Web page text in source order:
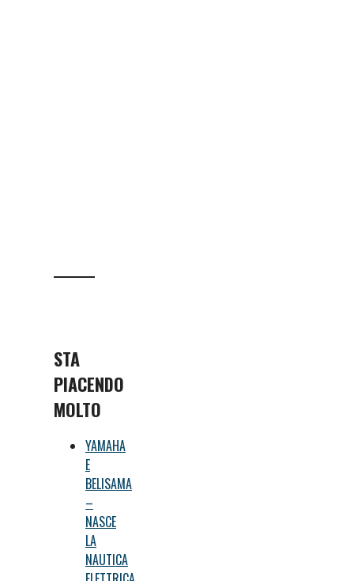
STA
PIACENDO
MOLTO
YAMAHA
E
BELISAMA
–
NASCE
LA
NAUTICA